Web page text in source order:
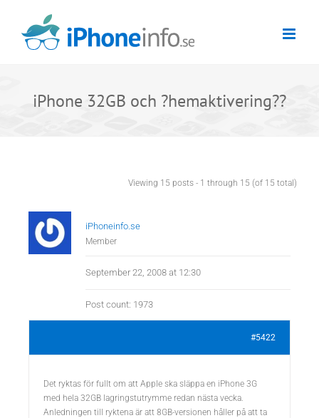
content
iPhone 32GB och ?hemaktivering??
Viewing 15 posts - 1 through 15 (of 15 total)
iPhoneinfo.se
Member
September 22, 2008 at 12:30
Post count: 1973
#5422
Det ryktas för fullt om att Apple ska släppa en iPhone 3G
med hela 32GB lagringstutrymme redan nästa vecka.
Anledningen till ryktena är att 8GB-versionen håller på att ta